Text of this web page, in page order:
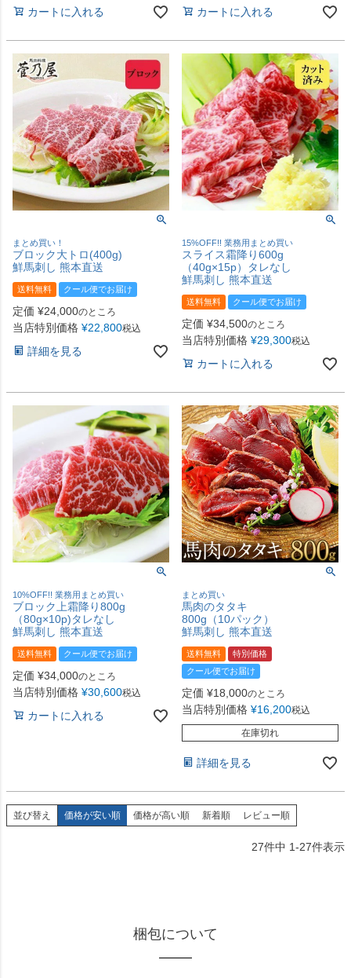
カートに入れる カートに入れる
まとめ買い！
ブロック大トロ(400g)
鮮馬刺し 熊本直送
送料無料 クール便でお届け
定価 ¥24,000のところ
当店特別価格 ¥22,800税込
詳細を見る
15%OFF!! 業務用まとめ買い
スライス霜降り600g
（40g×15p）タレなし
鮮馬刺し 熊本直送
送料無料 クール便でお届け
定価 ¥34,500のところ
当店特別価格 ¥29,300税込
カートに入れる
10%OFF!! 業務用まとめ買い
ブロック上霜降り800g
（80g×10p)タレなし
鮮馬刺し 熊本直送
送料無料 クール便でお届け
定価 ¥34,000のところ
当店特別価格 ¥30,600税込
カートに入れる
まとめ買い
馬肉のタタキ
800g（10パック）
鮮馬刺し 熊本直送
送料無料
特別価格
クール便でお届け
定価 ¥18,000のところ
当店特別価格 ¥16,200税込
在庫切れ
詳細を見る
並び替え 価格が安い順 価格が高い順 新着順 レビュー順
27件中 1-27件表示
梱包について